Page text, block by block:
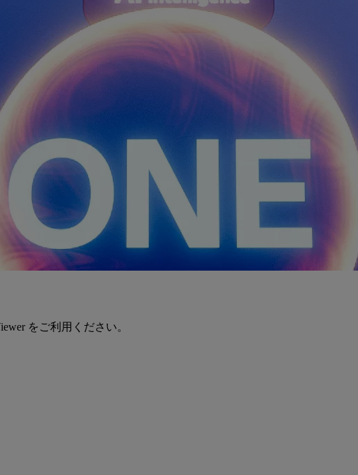
をご利用ください。